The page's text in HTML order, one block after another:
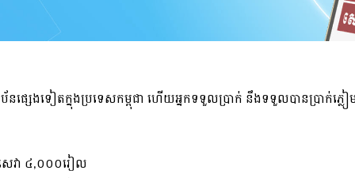
ាប័នផ្សេងទៀតក្នុងប្រទេសកម្ពុជា​ ហើយអ្នកទទួលប្រាក់ នឹងទទួលបានប្រាក់ភ្ល
េវា ៤,០០០រៀល